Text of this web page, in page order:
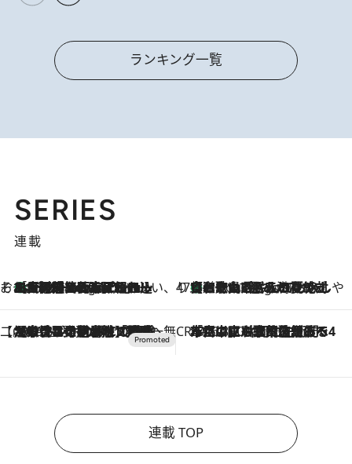
ランキング一覧
SERIES
連載
そおだよおこの関西おいしい、おやつ紀行8 Hours Ago
［大阪府箕面市］一皿一皿目の前で仕上げられる、料理を巧みに組み込んだアシェットデセールコース「ミチル アシェット デセール（Michiru assiette dessert）」 47都道府県の手みやげ ひんやりスイーツで夏を満喫
8 Hours Ago
【和歌山県】この夏絶対食べたい 冷やしておいしいおやつ3選 みかんがごろっと丸ごと入ったジュレ
【CREA×星野リゾート】唯一無二。癒しと発見が待つ場所へ
2026.8.7
【トンボの足水浴】ヒノキの香りに包まれて涼感マックス！約13℃の湧水かけ流しを避暑地「星野温泉 トンボの湯」で体験 CREA'S CHOICE
2026.8.7
「立川にも歌舞伎があるんだよ」 片岡仁左衛門・市川中車ら豪華座組みで4年目の立川立飛歌舞伎へ
連載 TOP